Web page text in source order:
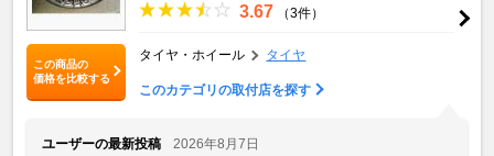
この商品の
価格を比較する
3.67 （3件）
タイヤ・ホイール タイヤ
このカテゴリの取付店を探す
ユーザーの最新投稿
2026年8月7日